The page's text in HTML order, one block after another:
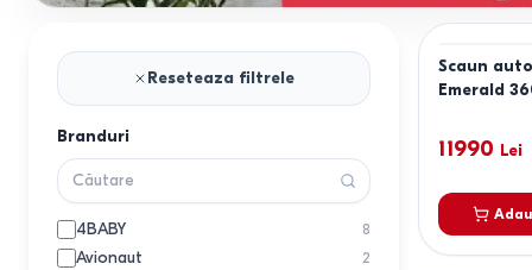
Reseteaza filtrele
Branduri
4BABY 8
Avionaut 2
Scaun
Emerald
11990 Lei